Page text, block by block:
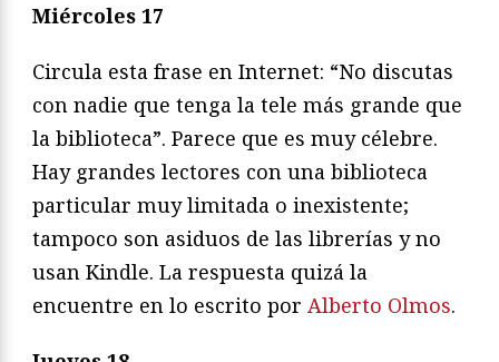
Miércoles 17
Circula esta frase en Internet: “No discutas
con nadie que tenga la tele más grande que
la biblioteca”. Parece que es muy célebre.
Hay grandes lectores con una biblioteca
particular muy limitada o inexistente;
tampoco son asiduos de las librerías y no
usan Kindle. La respuesta quizá la
encuentre en lo escrito por Alberto Olmos.